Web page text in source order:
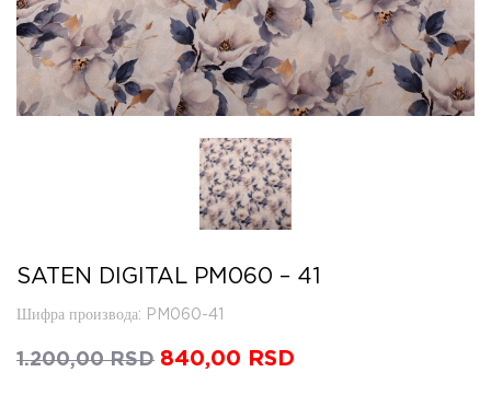
SATEN DIGITAL PM060 – 41
Шифра производа: PM060-41
1.200,00RSD Оригинална
840,00 RSD